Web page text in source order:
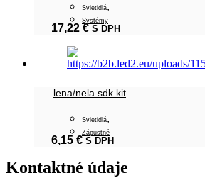
Svietidlá,
Systémy
17,22€ S DPH
lena/nela sdk kit
Svietidlá,
Zápustné
6,15 € S DPH
Kontaktné údaje